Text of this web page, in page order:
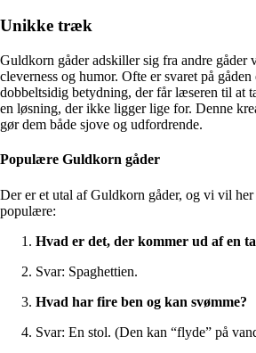
Unikke træk
Guldkorn gåder adskiller sig fra andre gåder
cleverness og humor. Ofte er svaret på
dobbeltsidig betydning, der får læseren til at
en løsning, der ikke ligger lige for. Denne
gør dem både sjove og udfordrende.
Populære Guldkorn gåder
Der er et utal af Guldkorn gåder, og vi vil
populære:
Hvad er det, der kommer ud af en
Svar: Spaghettien.
Hvad har fire ben og kan svømme?
Svar: En stol. (Den kan “flyde” på